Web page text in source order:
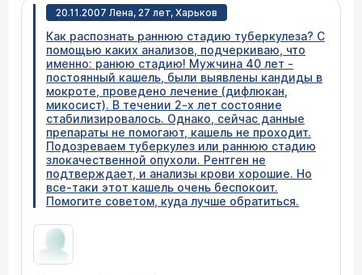
20.11.2007 Лена, 27 лет, Харьков
Как распознать раннюю стадию туберкулеза? С
помощью каких анализов, подчеркиваю, что
именно: ранюю стадию! Мужчина 40 лет -
постоянный кашель, были выявлены кандиды в
мокроте, проведено лечение (дифлюкан,
микосист). В течении 2-х лет состояние
стабилизировалось. Однако, сейчас данные
препараты не помогают, кашель не проходит.
Подозреваем туберкулез или раннюю стадию
злокачественной опухоли. Рентген не
подтверждает, и анализы крови хорошие. Но
все-таки этот кашель очень беспокоит.
Помогите советом, куда лучше обратиться.